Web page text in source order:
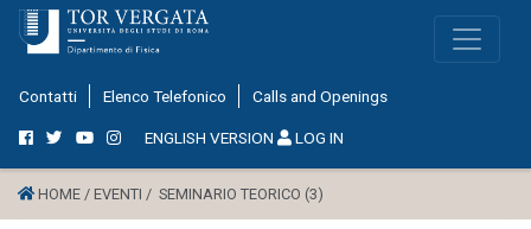
Contatti Elenco Telefonico Calls and Openings
ENGLISH VERSION LOG IN
HOME / EVENTI / SEMINARIO TEORICO (3)